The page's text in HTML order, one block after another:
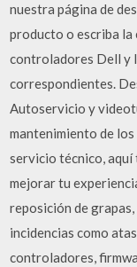
nuestra página de
producto o escriba
controladores Dell y
correspondientes.
Autoservicio y
mantenimiento de
servicio técnico,
mejorar tu
reposición de
incidencias como
controladores,